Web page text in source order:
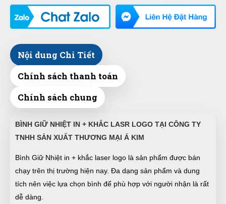
Nội dung Chi Tiết
Chính sách thanh toán
Chính sách chung
BÌNH GIỮ NHIỆT IN + KHẮC LASR LOGO TẠI CÔNG TY
TNHH SẢN XUẤT THƯƠNG MẠI Á KIM
Bình Giữ Nhiệt in + khắc laser logo là sản phẩm được bán
chạy trên thị trường hiện nay. Đa dạng sản phẩm và dung
tích nên việc lựa chọn bình để phù hợp với người nhận là rất
dễ dàng.